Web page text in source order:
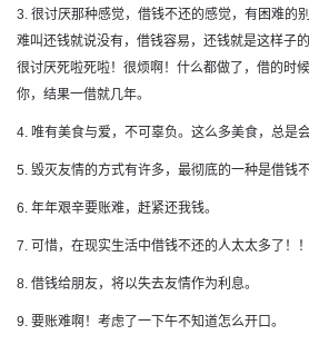
3. 很讨厌那种感觉，借钱不还的感觉，有困难的
难叫还钱就说没有，借钱容易，还钱就是这样子
很讨厌死啦死啦！很烦啊！什么都做了，借的时
你，结果一借就几年。
4. 唯有美食与爱，不可辜负。这么多美食，总是
5. 毁灭友情的方式有许多，最彻底的一种是借钱不
6. 年年艰辛要账难，赶紧还我钱。
7. 可惜，在现实生活中借钱不还的人太太多了！
8. 借钱给朋友，将以失去友情作为利息。
9. 要账难啊！考虑了一下午不知道怎么开口。